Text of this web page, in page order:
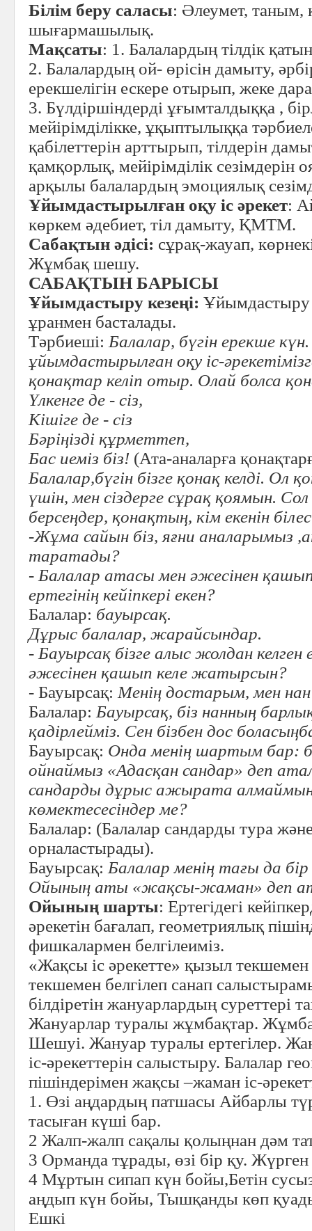
Білім беру саласы: Әлеумет, таным,
шығармашылық.
Мақсаты: 1. Балалардың тілдік
2. Балалардың ой- өрісін дамыту,
ерекшелігін ескере отырып, жеке
3. Бүлдіршіндерді ұғымталдыққа ,
мейірімділікке, ұқыптылыққа
қабілеттерін арттырып, тілдерін
қамқорлық, мейірімділік
арқылы балалардың эмоциялық
Ұйымдастырылған оқу іс әрекет:
көркем әдебиет, тіл дамыту, ҚМТМ.
Сабақтын әдісі: сұрақ-жауап,
Жұмбақ шешу.
САБАҚТЫН БАРЫСЫ
Ұйымдастыру кезеңі: Ұйымдастыру
ұранмен басталады.
Тәрбиеші: Балалар, бүгін ерекше күн.
ұйымдастырылған оқу іс-
қонақтар келіп отыр. Олай болса
Үлкенге де - сіз,
Кішіге де - сіз
Бәріңізді құрметтеп,
Бас иеміз біз! (Ата-аналарға
Балалар,бүгін бізге қонақ келді. Ол
үшін, мен сіздерге сұрақ қоямын.
берсеңдер, қонақтың, кім екенін
-Жұма сайын біз, яғни аналарымыз
таратады?
- Балалар атасы мен әжесінен
ертегінің кейіпкері екен?
Балалар: бауырсақ.
Дұрыс балалар, жарайсындар.
- Бауырсақ бізге алыс жолдан келген
әжесінен қашып келе жатырсын?
- Бауырсақ: Менің достарым, мен нан
Балалар: Бауырсақ, біз нанның
қадірлейміз. Сен бізбен дос
Бауырсақ: Онда менің шартым бар:
ойнаймыз «Адасқан сандар» деп
сандарды дұрыс ажырата
көмектесесіндер ме?
Балалар: (Балалар сандарды тура
орналастырады).
Бауырсақ: Балалар менің тағы да
Ойының аты «жақсы-жаман» деп
Ойының шарты: Ертегідегі
әрекетін бағалап, геометриялық
фишкалармен белгілеиміз.
«Жақсы іс әрекетте» қызыл
текшемен белгілеп санап
білдіретін жануарлардың суреттері
Жануарлар туралы жұмбақтар.
Шешуі. Жануар туралы ертегілер.
іс-әрекеттерін салыстыру. Балалар
пішіндерімен жақсы –жаман іс-
1. Өзі аңдардың патшасы Айбарлы
тасыған күші бар.
2 Жалп-жалп сақалы қолыңнан дәм
3 Орманда тұрады, өзі бір қу.
4 Мұртын сипап күн бойы,Бетін
аңдып күн бойы, Тышқанды көп
Ешкі